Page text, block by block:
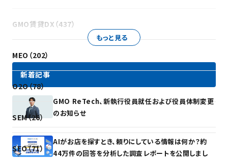
GMO賃貸DX（437）
MEO（202）
O2O（78）
SEM（26）
SEO（71）
もっと見る
新着記事
GMO ReTech、新執行役員就任および役員体制変更
のお知らせ
AIがお店を探すとき、頼りにしている情報は何か？約
44万件の回答を分析した調査レポートを公開しまし